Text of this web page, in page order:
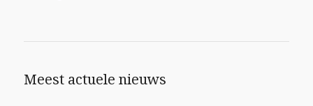
Meest actuele nieuws